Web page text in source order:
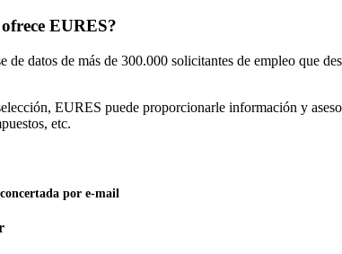
EURES?
de datos de más de 300.000 solicitantes de empleo que
EURES puede proporcionarle información y
etc.
por e-mail